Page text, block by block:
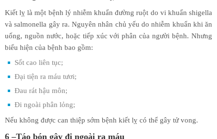
Kiết lỵ là một bệnh lý nhiễm khuẩn đường ruột do vi khuẩn shigella
và salmonella gây ra. Nguyên nhân chủ yếu do nhiễm khuẩn khi ăn
uống, nguồn nước, hoặc tiếp xúc với phân của người bệnh. Nhưng
biểu hiện của bệnh bao gồm:
Sốt cao liên tục;
Đại tiện ra máu tươi;
Đau rát hậu môn;
Đi ngoài phân lỏng;
Nếu không được can thiệp sớm bệnh kiết lỵ có thể gây tử vong.
6 –Táo bón gây đi ngoài ra máu